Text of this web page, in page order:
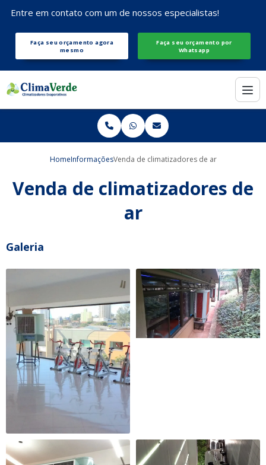
Entre em contato com um de nossos especialistas!
Faça seu orçamento agora
mesmo
Faça seu orçamento por
Whatsapp
HomeInformaçõesVenda de climatizadores de ar
Venda de climatizadores de
ar
Galeria